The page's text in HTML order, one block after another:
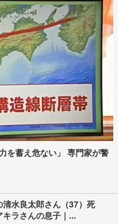
を蓄え危ない」 専門家が警
水良太郎さん（37）死
ラさんの息子｜...